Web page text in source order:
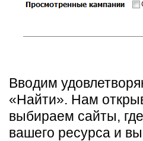
Вводим
«Найти». Нам
выбираем сайты,
вашего ресурса и